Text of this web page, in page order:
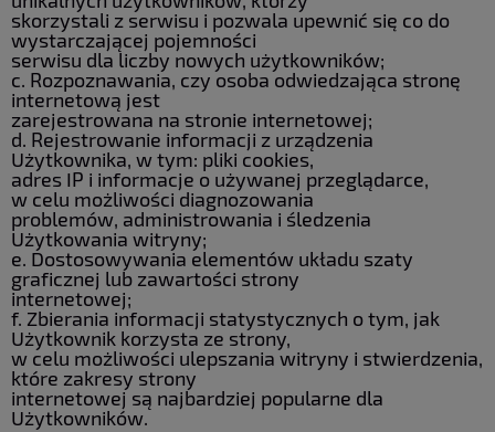
skorzystali z serwisu i pozwala upewnić się co do
wystarczającej pojemności
serwisu dla liczby nowych użytkowników;
c. Rozpoznawania, czy osoba odwiedzająca stronę
internetową jest
zarejestrowana na stronie internetowej;
d. Rejestrowanie informacji z urządzenia
Użytkownika, w tym: pliki cookies,
adres IP i informacje o używanej przeglądarce,
w celu możliwości diagnozowania
problemów, administrowania i śledzenia
Użytkowania witryny;
e. Dostosowywania elementów układu szaty
graficznej lub zawartości strony
internetowej;
f. Zbierania informacji statystycznych o tym, jak
Użytkownik korzysta ze strony,
w celu możliwości ulepszania witryny i stwierdzenia,
które zakresy strony
internetowej są najbardziej popularne dla
Użytkowników.